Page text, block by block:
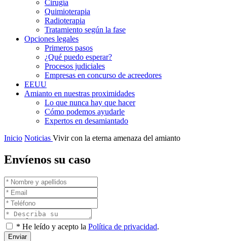
Cirugía
Quimioterapia
Radioterapia
Tratamiento según la fase
Opciones legales
Primeros pasos
¿Qué puedo esperar?
Procesos judiciales
Empresas en concurso de acreedores
EEUU
Amianto en nuestras proximidades
Lo que nunca hay que hacer
Cómo podemos ayudarle
Expertos en desamiantado
Inicio Noticias Vivir con la eterna amenaza del amianto
Envíenos su caso
* He leído y acepto la Política de privacidad.
Enviar